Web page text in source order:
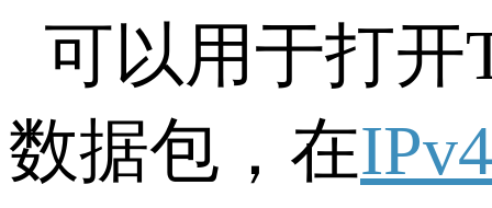
可以用于打开
数据包，在